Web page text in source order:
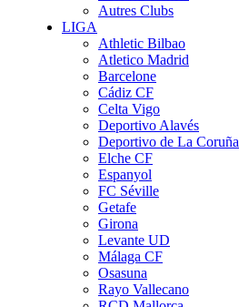
Autres Clubs
LIGA
Athletic Bilbao
Atletico Madrid
Barcelone
Cádiz CF
Celta Vigo
Deportivo Alavés
Deportivo de La Coruña
Elche CF
Espanyol
FC Séville
Getafe
Girona
Levante UD
Málaga CF
Osasuna
Rayo Vallecano